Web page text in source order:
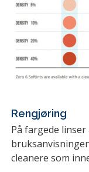
Rengjøring
På fargede
cleanere som